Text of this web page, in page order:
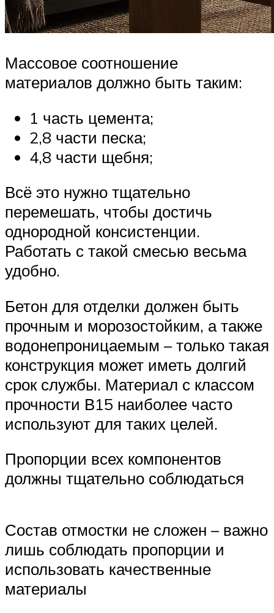
Массовое соотношение
материалов должно быть таким:
1 часть цемента;
2,8 части песка;
4,8 части щебня;
Всё это нужно тщательно
перемешать, чтобы достичь
однородной консистенции.
Работать с такой смесью весьма
удобно.
Бетон для отделки должен быть
прочным и морозостойким, а также
водонепроницаемым – только такая
конструкция может иметь долгий
срок службы. Материал с классом
прочности В15 наиболее часто
используют для таких целей.
Пропорции всех компонентов
должны тщательно соблюдаться
Состав отмостки не сложен – важно
лишь соблюдать пропорции и
использовать качественные
материалы